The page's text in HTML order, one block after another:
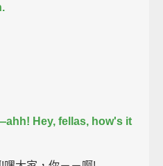
Hey, fellas, how's it